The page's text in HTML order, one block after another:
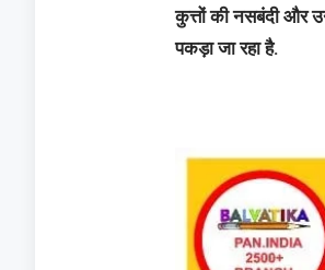
कुत्तों की नसबंदी और
पकड़ा जा रहा है.